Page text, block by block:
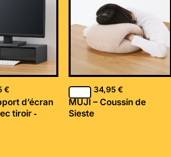
€
d’écran
tiroir ‐
34,95 €
MUJI – Coussin de
Sieste